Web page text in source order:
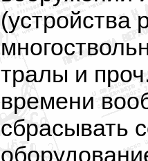
(устройства
тралы и
времени
сбрасывать